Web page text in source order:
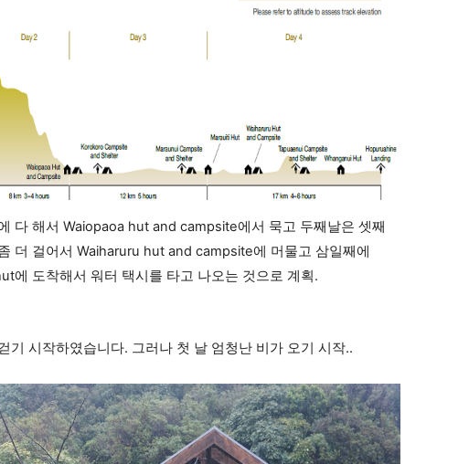
다 해서 Waiopaoa hut and campsite에서 묵고 두째날은 셋째
더 걸어서 Waiharuru hut and campsite에 머물고 삼일째에
에 도착해서 워터 택시를 타고 나오는 것으로 계획.
기 시작하였습니다. 그러나 첫 날 엄청난 비가 오기 시작..